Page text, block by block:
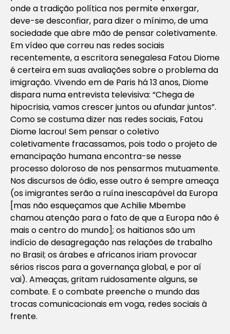
onde a tradição política nos permite enxergar,
deve-se desconfiar, para dizer o mínimo, de uma
sociedade que abre mão de pensar coletivamente.
Em vídeo que correu nas redes sociais
recentemente, a escritora senegalesa Fatou Diome
é certeira em suas avaliações sobre o problema da
imigração. Vivendo em de Paris há 13 anos, Diome
dispara numa entrevista televisiva: “Chega de
hipocrisia, vamos crescer juntos ou afundar juntos”.
Como se costuma dizer nas redes sociais, Fatou
Diome lacrou! Sem pensar o coletivo
coletivamente fracassamos, pois todo o projeto de
emancipação humana encontra-se nesse
processo doloroso de nos pensarmos mutuamente.
Nos discursos de ódio, esse outro é sempre ameaça
(os imigrantes serão a ruína inescapável da Europa
[mas não esqueçamos que Achilie Mbembe
chamou atenção para o fato de que a Europa não é
mais o centro do mundo]; os haitianos são um
indício de desagregação nas relações de trabalho
no Brasil; os árabes e africanos iriam provocar
sérios riscos para a governança global, e por aí
vai). Ameaças, gritam ruidosamente alguns, se
combate. E o combate preenche o mundo das
trocas comunicacionais em voga, redes sociais à
frente.